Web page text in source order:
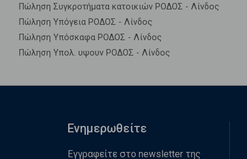
Πώληση Συγκροτήματα κατοικιών ΡΟΔΟΣ - Λίνδος
Πώληση Υπόγεια ΡΟΔΟΣ - Λίνδος
Πώληση Υπόσκαφα ΡΟΔΟΣ - Λίνδος
Πώληση Υπολ. υψουν ΡΟΔΟΣ - Λίνδος
Ενημερωθείτε
Εγγραφείτε στο newsletter της